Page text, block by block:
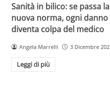
Sanità in bilico: se passa la
nuova norma, ogni danno
diventa colpa del medico
Angela Marrelli 3 Dicembre
Leggi di più